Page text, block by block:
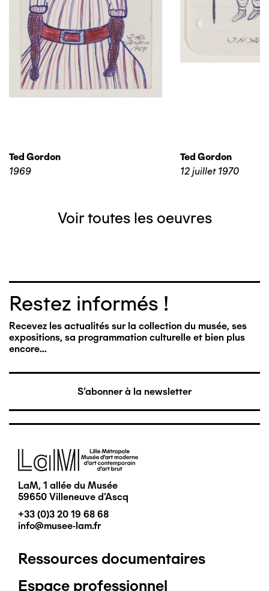
Ted Gordon
1969
Ted Gordon
12 juillet 1970
Voir toutes les oeuvres
Restez informés !
Recevez les actualités sur la collection du musée, ses
expositions, sa programmation culturelle et bien plus
encore…
S'abonner à la newsletter
Image
LaM, 1 allée du Musée
59650 Villeneuve d'Ascq
+33 (0)3 20 19 68 68
info@musee-lam.fr
Pied
Ressources documentaires
Espace professionnel